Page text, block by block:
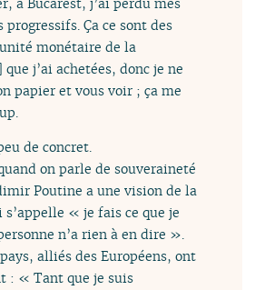
Ça ce sont des
monétaire de la
j’ai achetées, donc je ne
papier et vous voir ; ça me
de concret.
on parle de souveraineté
Poutine a une vision de la
« je fais ce que je
n’a rien à en dire ».
alliés des Européens, ont
: « Tant que je suis